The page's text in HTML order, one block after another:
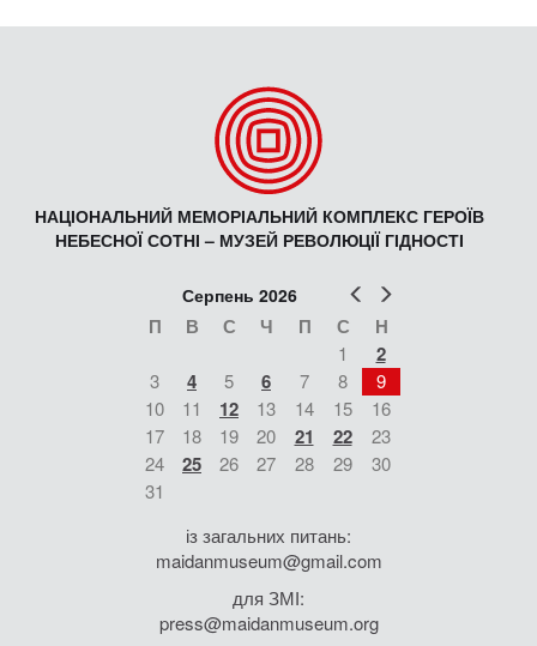
НАЦІОНАЛЬНИЙ МЕМОРІАЛЬНИЙ КОМПЛЕКС ГЕРОЇВ
НЕБЕСНОЇ СОТНІ – МУЗЕЙ РЕВОЛЮЦІЇ ГІДНОСТІ
Попер
Серпень 2026
П В С Ч П С Н
1 2
3 4 5 6 7 8
9
10
11 12 13 14 15
16
17
18 19 20 21 22
23
24
25 26 27 28 29
30
31
із загальних питань:
maidanmuseum@gmail.com
для ЗМІ:
press@maidanmuseum.org